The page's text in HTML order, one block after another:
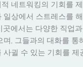
네트워킹의 기회를
일상에서 스트레스를
곳에서는 다양한 직업
며, 그들과의 대화를 통
사귈 수 있는 기회를 제